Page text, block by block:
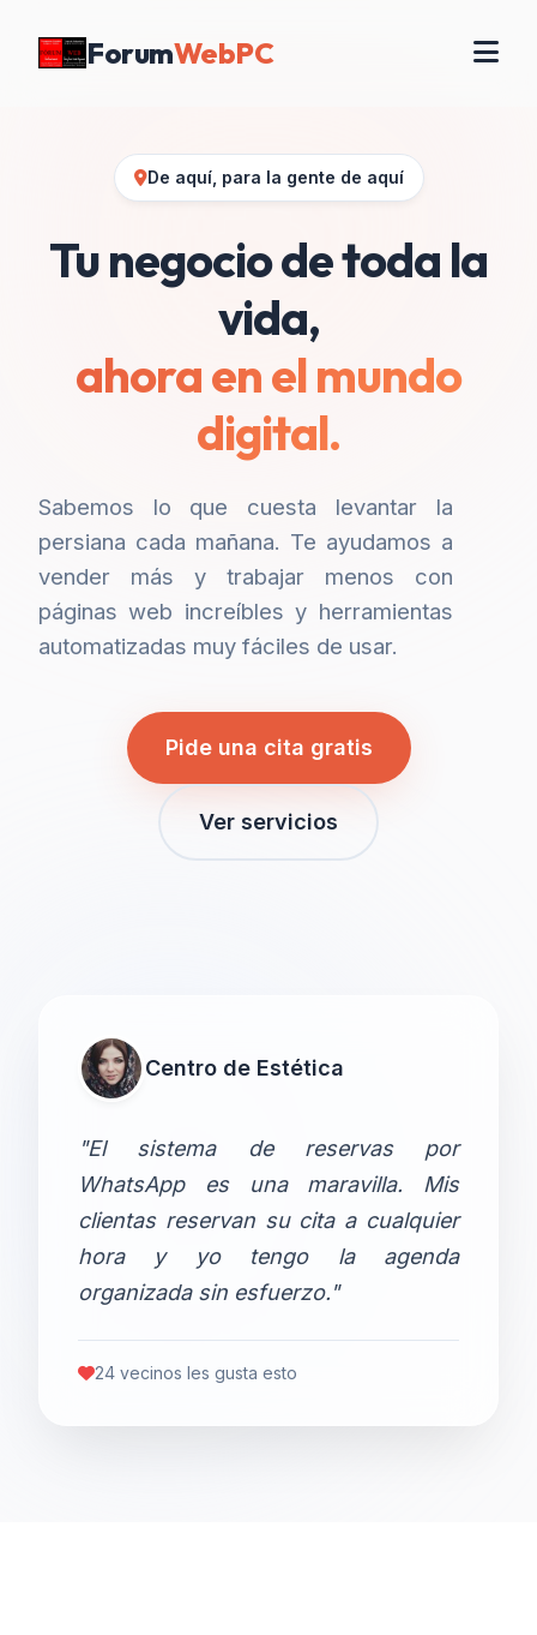
ForumWebPC
De aquí, para la gente de aquí
Tu negocio de toda la
vida,
ahora en el mundo
digital.
Sabemos lo que cuesta levantar la
persiana cada mañana. Te ayudamos a
vender más y trabajar menos con
páginas web increíbles y herramientas
automatizadas muy fáciles de usar.
Pide una cita gratis
Ver servicios
Centro de Estética
"El sistema de reservas por
WhatsApp es una maravilla. Mis
clientas reservan su cita a cualquier
hora y yo tengo la agenda
organizada sin esfuerzo."
24 vecinos les gusta esto